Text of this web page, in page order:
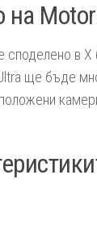
споделено в
ще бъде